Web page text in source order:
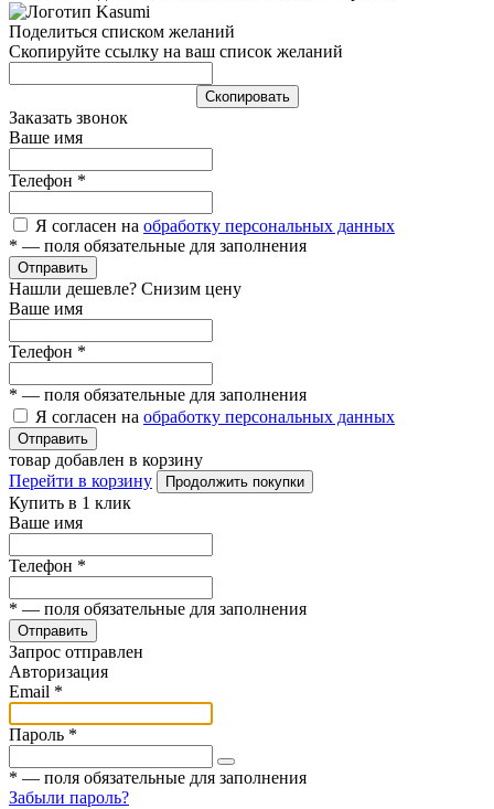
Поделиться списком желаний
Скопируйте ссылку на ваш список желаний
Cкопировать
Заказать звонок
Ваше имя
Телефон *
Я согласен на обработку персональных данных
* — поля обязательные для заполнения
Отправить
Нашли дешевле? Снизим цену
Ваше имя
Телефон *
* — поля обязательные для заполнения
Я согласен на обработку персональных данных
Отправить
товар добавлен в корзину
Перейти в корзину
Продолжить покупки
Купить в 1 клик
Ваше имя
Телефон *
* — поля обязательные для заполнения
Отправить
Запрос отправлен
Авторизация
Email *
Пароль *
* — поля обязательные для заполнения
Забыли пароль?